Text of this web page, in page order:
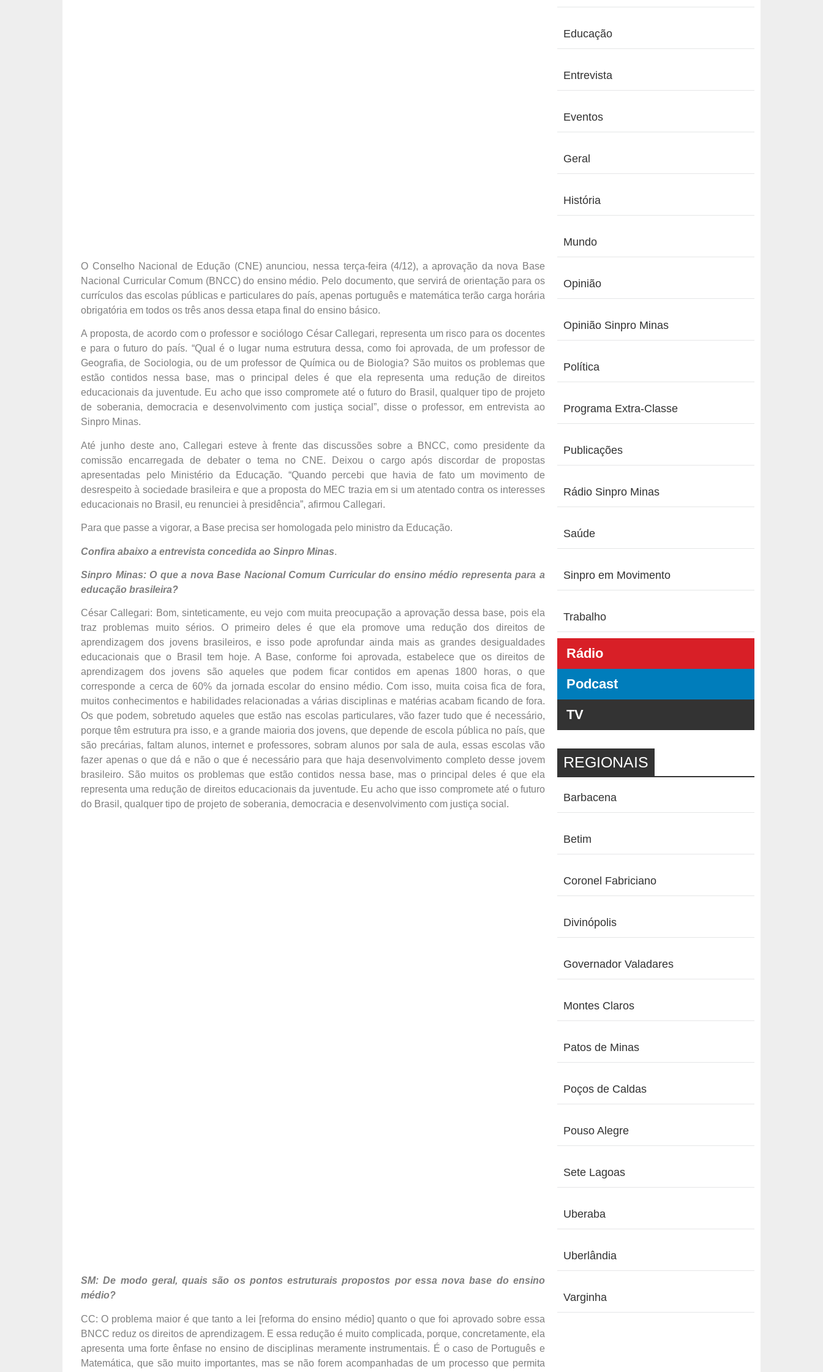
O Conselho Nacional de Edução (CNE) anunciou, nessa terça-feira (4/12), a aprovação da nova Base
Nacional Curricular Comum (BNCC) do ensino médio. Pelo documento, que servirá de orientação para os
currículos das escolas públicas e particulares do país, apenas português e matemática terão carga horária
obrigatória em todos os três anos dessa etapa final do ensino básico.
A proposta, de acordo com o professor e sociólogo César Callegari, representa um risco para os docentes
e para o futuro do país. “Qual é o lugar numa estrutura dessa, como foi aprovada, de um professor de
Geografia, de Sociologia, ou de um professor de Química ou de Biologia? São muitos os problemas que
estão contidos nessa base, mas o principal deles é que ela representa uma redução de direitos
educacionais da juventude. Eu acho que isso compromete até o futuro do Brasil, qualquer tipo de projeto
de soberania, democracia e desenvolvimento com justiça social”, disse o professor, em entrevista ao
Sinpro Minas.
Até junho deste ano, Callegari esteve à frente das discussões sobre a BNCC, como presidente da
comissão encarregada de debater o tema no CNE. Deixou o cargo após discordar de propostas
apresentadas pelo Ministério da Educação. “Quando percebi que havia de fato um movimento de
desrespeito à sociedade brasileira e que a proposta do MEC trazia em si um atentado contra os interesses
educacionais no Brasil, eu renunciei à presidência”, afirmou Callegari.
Para que passe a vigorar, a Base precisa ser homologada pelo ministro da Educação.
Confira abaixo a entrevista concedida ao Sinpro Minas.
Sinpro Minas: O que a nova Base Nacional Comum Curricular do ensino médio representa para a
educação brasileira?
César Callegari: Bom, sinteticamente, eu vejo com muita preocupação a aprovação dessa base, pois ela
traz problemas muito sérios. O primeiro deles é que ela promove uma redução dos direitos de
aprendizagem dos jovens brasileiros, e isso pode aprofundar ainda mais as grandes desigualdades
educacionais que o Brasil tem hoje. A Base, conforme foi aprovada, estabelece que os direitos de
aprendizagem dos jovens são aqueles que podem ficar contidos em apenas 1800 horas, o que
corresponde a cerca de 60% da jornada escolar do ensino médio. Com isso, muita coisa fica de fora,
muitos conhecimentos e habilidades relacionadas a várias disciplinas e matérias acabam ficando de fora.
Os que podem, sobretudo aqueles que estão nas escolas particulares, vão fazer tudo que é necessário,
porque têm estrutura pra isso, e a grande maioria dos jovens, que depende de escola pública no país, que
são precárias, faltam alunos, internet e professores, sobram alunos por sala de aula, essas escolas vão
fazer apenas o que dá e não o que é necessário para que haja desenvolvimento completo desse jovem
brasileiro. São muitos os problemas que estão contidos nessa base, mas o principal deles é que ela
representa uma redução de direitos educacionais da juventude. Eu acho que isso compromete até o futuro
do Brasil, qualquer tipo de projeto de soberania, democracia e desenvolvimento com justiça social.
SM: De modo geral, quais são os pontos estruturais propostos por essa nova base do ensino
médio?
CC: O problema maior é que tanto a lei [reforma do ensino médio] quanto o que foi aprovado sobre essa
BNCC reduz os direitos de aprendizagem. E essa redução é muito complicada, porque, concretamente, ela
apresenta uma forte ênfase no ensino de disciplinas meramente instrumentais. É o caso de Português e
Matemática, que são muito importantes, mas se não forem acompanhadas de um processo que permita
Educação
Entrevista
Eventos
Geral
História
Mundo
Opinião
Opinião Sinpro Minas
Política
Programa Extra-Classe
Publicações
Rádio Sinpro Minas
Saúde
Sinpro em Movimento
Trabalho
Rádio
Podcast
TV
REGIONAIS
Barbacena
Betim
Coronel Fabriciano
Divinópolis
Governador Valadares
Montes Claros
Patos de Minas
Poços de Caldas
Pouso Alegre
Sete Lagoas
Uberaba
Uberlândia
Varginha